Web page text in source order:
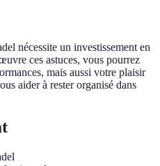
nécessite un investissement en
ces astuces, vous pourrez
mais aussi votre plaisir
aider à rester organisé dans